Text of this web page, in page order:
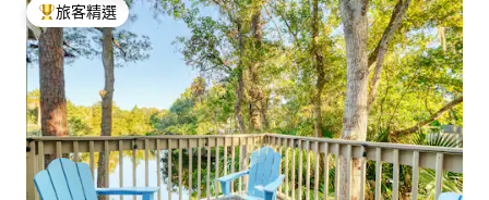
旅客精選榜首
旅客精選